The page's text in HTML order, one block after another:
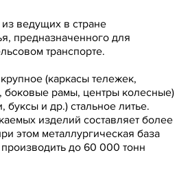
ведущих в стране
предназначенного для
транспорте.
(каркасы тележек,
боковые рамы, центры колесные)
буксы и др.) стальное литье.
изделий составляет более
этом металлургическая база
до 60 000 тонн